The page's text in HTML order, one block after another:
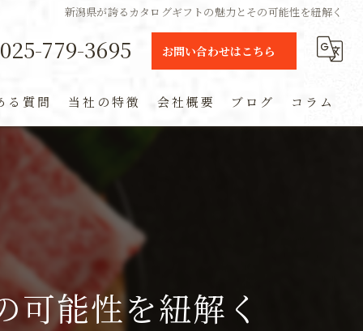
新潟県が誇るカタログギフトの魅力とその可能性を紐解く
025-779-3695 お問い合わせはこちら
る質問 当社の特徴
定期便
お土産
会社概要 ブログ コラム
能性を紐解く